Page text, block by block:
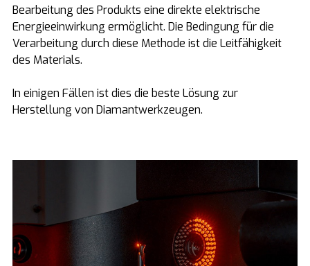
Bearbeitung des Produkts eine direkte elektrische
Energieeinwirkung ermöglicht. Die Bedingung für die
Verarbeitung durch diese Methode ist die Leitfähigkeit
des Materials.
In einigen Fällen ist dies die beste Lösung zur
Herstellung von Diamantwerkzeugen.